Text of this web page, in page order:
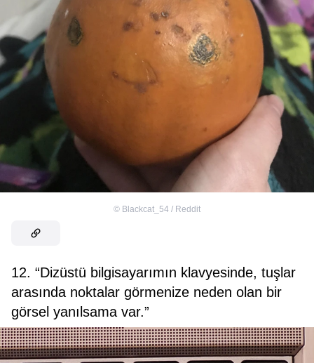
© Blackcat_54 / Reddit
12. “Dizüstü bilgisayarımın klavyesinde, tuşlar
arasında noktalar görmenize neden olan bir
görsel yanılsama var.”